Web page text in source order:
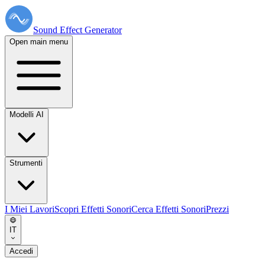
Sound Effect Generator
Open main menu
Modelli AI
Strumenti
I Miei LavoriScopri Effetti SonoriCerca Effetti SonoriPrezzi
IT
Accedi